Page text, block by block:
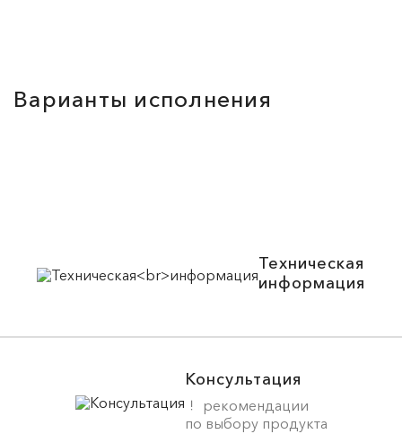
Варианты исполнения
Техническая
информация
Консультация
рекомендации
по выбору продукта